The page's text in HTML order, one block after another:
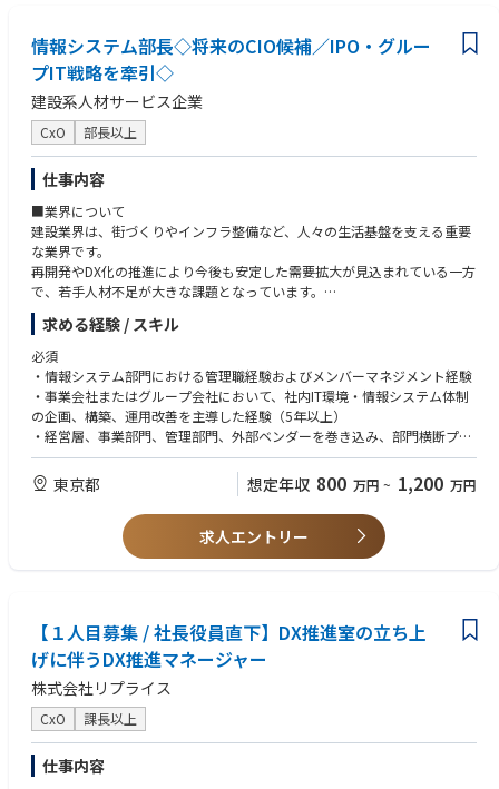
・複数の事業領域・成長フェーズに横断的に関わり、経営人材としての経
験値を広げられる環境
・戦略立案だけでなく、現場実行・組織変革・収益改善まで担える裁量
・成果次第で、投資先や新設子会社の経営者・役員候補として登用される
可能性
・短期的な財務改善だけでなく、長期的な事業成長と社会価値の創出に向
き合える環境
【求める人物像】
・「社会に意味のある事業を創りたい」という志を持つ方
・戦略を描くだけでなく、自ら手を動かして実行できる方
・経営者・起業家として「自分ごと」で事業に向き合える方
・多様なステークホルダーを巻き込み、組織を動かせる方
・将来、グループ内で事業会社の経営を担う意欲のある方
・グループ横断施策の推進
【期待役割・ミッション】
当社はパーパス「野生と悟性で、新しい可能性を社会に循環させ続ける」
のもと、
ミッションである「2035年までに日本の中堅・中小企業が目指す存在にな
る」ことの達成を目指し、事業ポートフォリオを拡大しております。
その事業展開を加速させるために、グループに所属する各社・各事業の成
長をさらに推進し、新たな事業機会を自ら発掘・具現化できる「将来の経
営人材候補」を募集します。
分析や資料作成では終わらず、グループ各社の現場に入り込み、経営陣と
共に事業を動かす活躍を期待しています。
で担います。コンサルのように「提言して終わり」ではなく、自ら現場に
入り、成果が出るまでやり切るポジションです。
このポジションの魅力としては、以下のようなものが挙げられます。
・ホールディングス経営の中枢で、グループ全体を俯瞰しながら働ける
・CEO・CFO直下で経営判断のプロセスを間近に学べる
・複数の事業会社に関与し、業界横断的な経験が積める
・成果次第で、20代〜30代で事業責任者・子会社経営者への抜擢あり
・M&Aの検討から実行、PMI、投資先のバリューアップまで一気通貫で経
験できる環境
・CEO・CFOと近い距離で、経営判断や重要プロジェクトに関与できる機
会
・複数の事業領域・成長フェーズに横断的に関わり、経営人材としての経
験値を広げられる環境
・戦略立案だけでなく、現場実行・組織変革・収益改善まで担える裁量
・成果次第で、投資先や新設子会社の経営者・役員候補として登用される
・財務モデリング・バリュエーションのスキル
・MBA、公認会計士等の資格
情報システム部長◇将来のCIO候補／IPO・グルー
プIT戦略を牽引◇
建設系人材サービス企業
CxO 部長以上
仕事内容
■業界について
建設業界は、街づくりやインフラ整備など、人々の生活基盤を支える重要
な業界です。
再開発やDX化の推進により今後も安定した需要拡大が見込まれている一方
で、若手人材不足が大きな課題となっています。
当社は、そうした社会課題に対し「人」の力で価値提供を行う建設業特化
のHR企業として、業界の成長と発展を支えています。
■当社について
当社は、「未来を創る仕事に挑戦したい」という想いを持つ方々に寄り添
い、未経験から専門知識を身につけ、キャリアを築くまでを一貫して支援
する建設系HR企業です。施工管理・CADオペレーター・事務職など、建設
以上の企業と取引を行い、業界の人材課題解決を支えています。
グループ全体のIT基盤・情報セキュリティ・業務システム統合を統括し、I
PO準備およびグループ成長を支える情報システム部門の責任者として、経
プ全体のIT統制、セキュリティ強化、システム統合、業務標準化を推進す
る部長職です。会社のIT戦略を担う中核人材として、IPO準備やグループ横
断プロジェクトなど、経営に直結する重要テーマをリードしていただきま
す。
【業務内容】
■IT戦略・グループIT基盤の構築
・グループ全体のIT戦略・システムロードマップの企画・推進
求める経験 / スキル
必須
・情報システム部門における管理職経験およびメンバーマネジメント経験
・事業会社またはグループ会社において、社内IT環境・情報システム体制
の企画、構築、運用改善を主導した経験（5年以上）
・経営層、事業部門、管理部門、外部ベンダーを巻き込み、部門横断プロ
ジェクトを推進した経験
・情報セキュリティ、IT統制、内部統制、監査対応のいずれかに関する実
務経験
・セキュリティ確保、業務効率化、コスト最適化をバランスさせたIT投資
判断・運用設計の経験
・変革期の組織において、既存運用を整理し、標準化・仕組み化を進めら
・上場企業または上場準備企業グループでの情報システム部門経験
・PMI、グループ会社統合、基幹システム刷新、クラウド移行の経験
・ISMS、JSOX、内部監査、ITGC、BCP設計に関する知見
・PMまたはPMOとして複数部門を巻き込むプロジェクトを完遂した経験
・建設、人材、アウトソーシング業界における業務システム理解
★情報処理安全確保支援士、PMP、ITストラテジスト、CISSP等をお持ち
の方は歓迎
東京都 想定年収 800 万円 ~ 1,200 万円
求人エントリー
【１人目募集 / 社長役員直下】DX推進室の立ち上
げに伴うDX推進マネージャー
株式会社リプライス
CxO 課長以上
仕事内容